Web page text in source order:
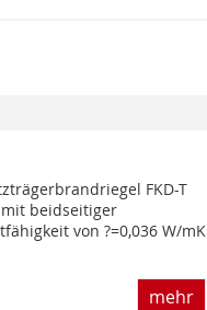
FKD-T
beidseitiger
von ?=0,036 W/mK
mehr